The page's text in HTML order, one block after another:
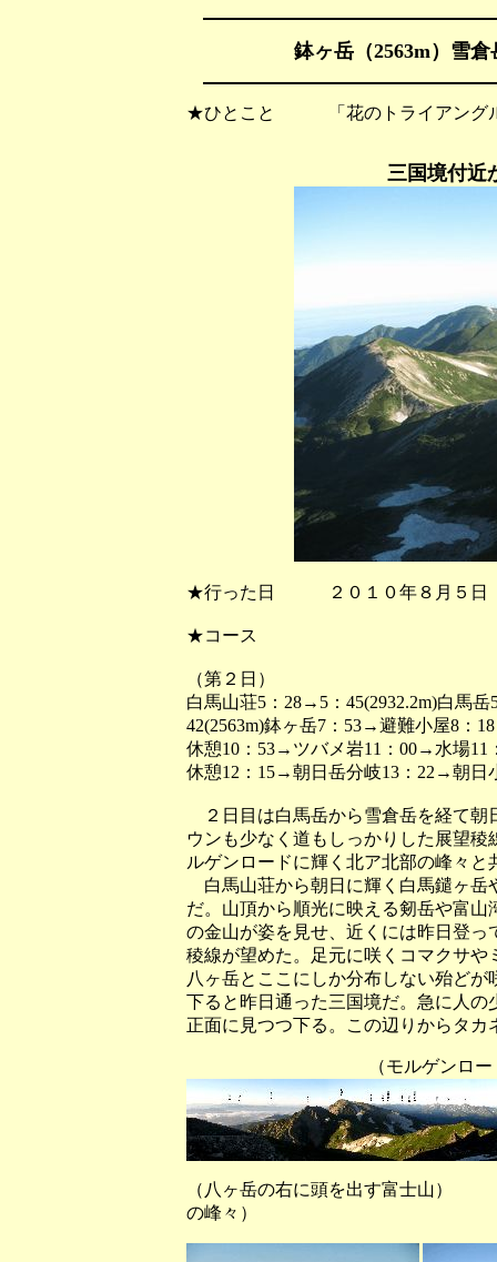
鉢ヶ岳（2563m）雪倉
★ひとこと 「花のトライアングル
三国境付近
★行った日 ２０１０年８月５
★コース
（第２日）
白馬山荘5：28→5：45(2932.2m)白馬
42(2563m)鉢ヶ岳7：53→避難小屋8：
休憩10：53→ツバメ岩11：00→水場
休憩12：15→朝日岳分岐13：22→朝日
２日目は白馬岳から雪倉岳を経て朝
ウンも少なく道もしっかりした展望
ルゲンロードに輝く北ア北部の峰々
白馬山荘から朝日に輝く白馬鑓ヶ岳
だ。山頂から順光に映える剱岳や富
の金山が姿を見せ、近くには昨日登
稜線が望めた。足元に咲くコマクサ
八ヶ岳とここにしか分布しない殆ど
下ると昨日通った三国境だ。急に人
正面に見つつ下る。この辺りからタ
（モルゲンロードに輝く白
（八ヶ岳の右に頭を出す富士山
の峰々）